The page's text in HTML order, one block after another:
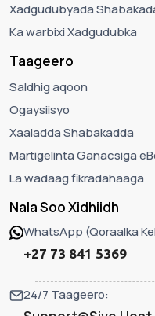
Xadgudubyada
Ka warbixi Xadgudubka
Taageero
Saldhig aqoon
Ogaysiisyo
Xaaladda Shabakadda
Martigelinta Ganacsiga
La wadaag fikradahaaga
Nala Soo Xidhiidh
WhatsApp (Qoraalka
+27 73 841 5369
24/7 Taageero: